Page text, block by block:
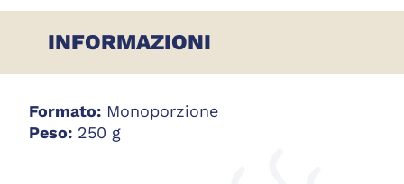
INFORMAZIONI
Formato: Monoporzione
Peso: 250 g